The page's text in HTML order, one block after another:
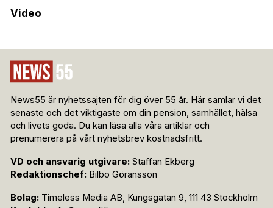
Video
News55 är nyhetssajten för dig över 55 år. Här samlar vi det
senaste och det viktigaste om din pension, samhället, hälsa
och livets goda. Du kan läsa alla våra artiklar och
prenumerera på vårt nyhetsbrev kostnadsfritt.
VD och ansvarig utgivare: Staffan Ekberg
Redaktionschef: Bilbo Göransson
Bolag: Timeless Media AB, Kungsgatan 9, 111 43 Stockholm